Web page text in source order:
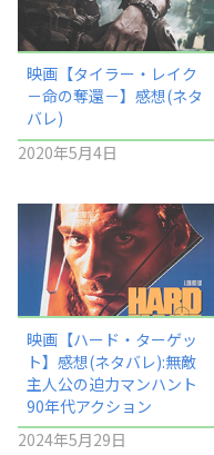
映画【タイラー・レイク
－命の奪還－】感想(ネタ
バレ)
2020年5月4日
映画【ハード・ターゲッ
ト】感想(ネタバレ):無敵
主人公の迫力マンハント
90年代アクション
2024年5月29日